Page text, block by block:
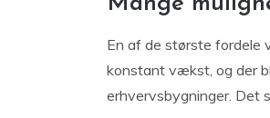
En af de største fordele
konstant vækst, og der
erhvervsbygninger. Det